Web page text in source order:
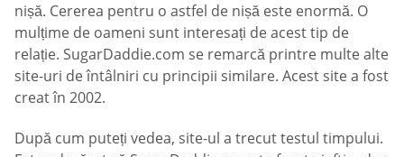
nișă. Cererea pentru o astfel de nișă este enormă. O
mulțime de oameni sunt interesați de acest tip de
relație. SugarDaddie.com se remarcă printre multe alte
site-uri de întâlniri cu principii similare. Acest site a fost
creat în 2002.
După cum puteți vedea, site-ul a trecut testul timpului.